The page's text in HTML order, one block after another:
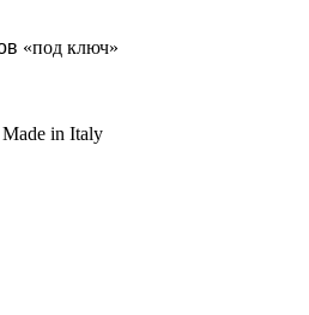
«под ключ»
in Italy